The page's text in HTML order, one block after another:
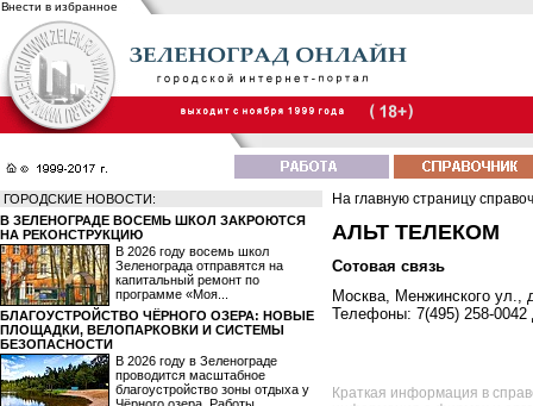
Внести в избранное
ГОРОДСКИЕ НОВОСТИ:
В ЗЕЛЕНОГРАДЕ ВОСЕМЬ ШКОЛ ЗАКРОЮТСЯ
НА РЕКОНСТРУКЦИЮ
В 2026 году восемь школ
Зеленограда отправятся на
капитальный ремонт по
программе «Моя...
БЛАГОУСТРОЙСТВО ЧЁРНОГО ОЗЕРА: НОВЫЕ
ПЛОЩАДКИ, ВЕЛОПАРКОВКИ И СИСТЕМЫ
БЕЗОПАСНОСТИ
В 2026 году в Зеленограде
проводится масштабное
благоустройство зоны отдыха у
На главную страницу
АЛЬТ ТЕЛЕКОМ
Сотовая связь
Москва, Менжинского ул.,
Телефоны: 7(495) 258-0042
Краткая информация в